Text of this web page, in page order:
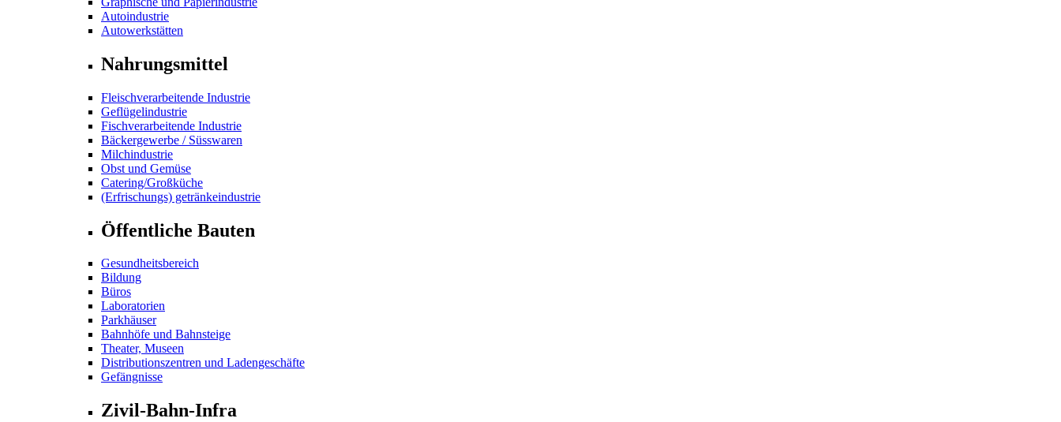
Autoindustrie
Autowerkstätten
Nahrungsmittel
Fleischverarbeitende Industrie
Geflügelindustrie
Fischverarbeitende Industrie
Bäckergewerbe / Süsswaren
Milchindustrie
Obst und Gemüse
Catering/Großküche
(Erfrischungs) getränkeindustrie
Öffentliche Bauten
Gesundheitsbereich
Bildung
Büros
Laboratorien
Parkhäuser
Bahnhöfe und Bahnsteige
Theater, Museen
Distributionszentren und Ladengeschäfte
Gefängnisse
Zivil-Bahn-Infra